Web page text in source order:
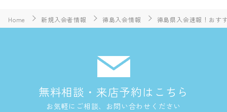
Home 新規入会者情報 徳島入会情報 徳島県入会速報！おす
無料相談・来店予約はこちら
お気軽にご相談、お問い合わせください